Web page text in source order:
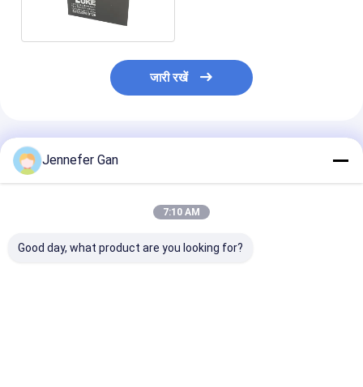
जारी रखें
अनुशंसित उत्पाद
Jennefer Gan
7:10 AM
Good day, what product are you looking for?